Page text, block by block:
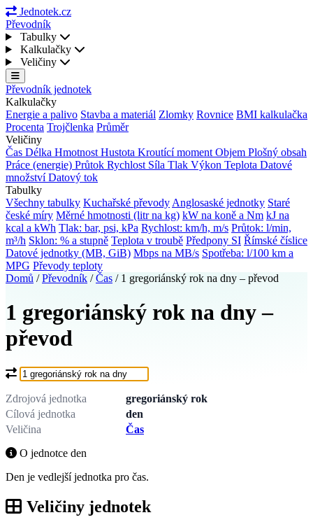
Jednotek.cz
Převodník
Tabulky
Kalkulačky
Veličiny
Převodník jednotek
Kalkulačky
Energie a palivo Stavba a materiál Zlomky Rovnice BMI kalkulačka
Procenta Trojčlenka Průměr
Veličiny
Čas Délka Hmotnost Hustota Kroutící moment Objem Plošný obsah
Práce (energie) Průtok Rychlost Síla Tlak Výkon Teplota Datové
množstvíDatový tok
Tabulky
Všechny tabulky Kuchařské převody Anglosaské jednotky Staré
české míry Měrné hmotnosti (litr na kg) kW na koně a Nm kJ na
kcal a kWh Tlak: bar, psi, kPa Rychlost: km/h, m/s Průtok: l/min,
m³/h Sklon: % a stupně Teplota v troubě Předpony SI Římské číslice
Datové jednotky (MB, GiB) Mbps na MB/s Spotřeba: l/100 km a
MPG Převody teploty
Domů / Převodník / Čas / 1 gregoriánský rok na dny – převod
1 gregoriánský rok na dny –
převod
Co chcete převést?
Zdrojová jednotka
gregoriánský rok
Cílová jednotka
den
Veličina
Čas
O jednotce den
Den je vedlejší jednotka pro čas.
Veličiny jednotek